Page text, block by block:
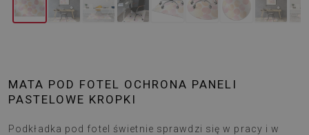
MATA POD FOTEL OCHRONA PANELI
PASTELOWE KROPKI
Podkładka pod fotel świetnie sprawdzi się w pracy i w